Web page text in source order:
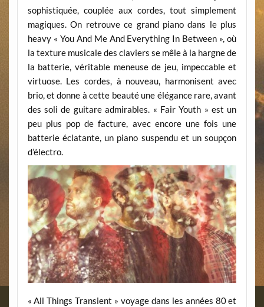
sophistiquée, couplée aux cordes, tout simplement
magiques. On retrouve ce grand piano dans le plus
heavy « You And Me And Everything In Between », où
la texture musicale des claviers se mêle à la hargne de
la batterie, véritable meneuse de jeu, impeccable et
virtuose. Les cordes, à nouveau, harmonisent avec
brio, et donne à cette beauté une élégance rare, avant
des soli de guitare admirables. « Fair Youth » est un
peu plus pop de facture, avec encore une fois une
batterie éclatante, un piano suspendu et un soupçon
d’électro.
« All Things Transient » voyage dans les années 80 et